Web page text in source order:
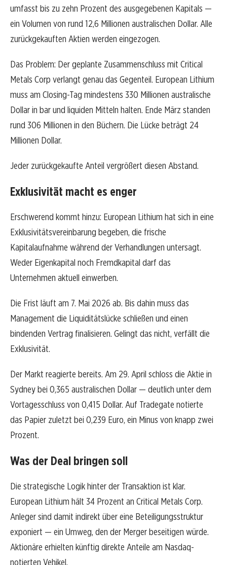
umfasst bis zu zehn Prozent des ausgegebenen Kapitals —
ein Volumen von rund 12,6 Millionen australischen Dollar. Alle
zurückgekauften Aktien werden eingezogen.
Das Problem: Der geplante Zusammenschluss mit Critical
Metals Corp verlangt genau das Gegenteil. European Lithium
muss am Closing-Tag mindestens 330 Millionen australische
Dollar in bar und liquiden Mitteln halten. Ende März standen
rund 306 Millionen in den Büchern. Die Lücke beträgt 24
Millionen Dollar.
Jeder zurückgekaufte Anteil vergrößert diesen Abstand.
Exklusivität macht es enger
Erschwerend kommt hinzu: European Lithium hat sich in eine
Exklusivitätsvereinbarung begeben, die frische
Kapitalaufnahme während der Verhandlungen untersagt.
Weder Eigenkapital noch Fremdkapital darf das
Unternehmen aktuell einwerben.
Die Frist läuft am 7. Mai 2026 ab. Bis dahin muss das
Management die Liquiditätslücke schließen und einen
bindenden Vertrag finalisieren. Gelingt das nicht, verfällt die
Exklusivität.
Der Markt reagierte bereits. Am 29. April schloss die Aktie in
Sydney bei 0,365 australischen Dollar — deutlich unter dem
Vortagesschluss von 0,415 Dollar. Auf Tradegate notierte
das Papier zuletzt bei 0,239 Euro, ein Minus von knapp zwei
Prozent.
Was der Deal bringen soll
Die strategische Logik hinter der Transaktion ist klar.
European Lithium hält 34 Prozent an Critical Metals Corp.
Anleger sind damit indirekt über eine Beteiligungsstruktur
exponiert — ein Umweg, den der Merger beseitigen würde.
Aktionäre erhielten künftig direkte Anteile am Nasdaq-
notierten Vehikel.